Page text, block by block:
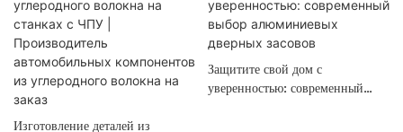
Изготовление деталей из
Защитите свой дом с
уверенностью: современный